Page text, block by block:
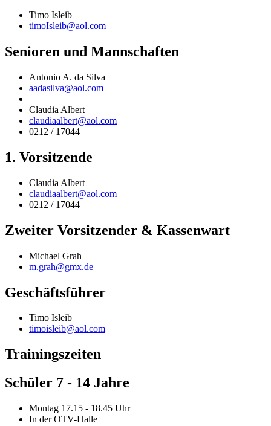
Timo Isleib
timoIsleib@aol.com
Senioren und Mannschaften
Antonio A. da Silva
aadasilva@aol.com
Claudia Albert
claudiaalbert@aol.com
0212 / 17044
1. Vorsitzende
Claudia Albert
claudiaalbert@aol.com
0212 / 17044
Zweiter Vorsitzender & Kassenwart
Michael Grah
m.grah@gmx.de
Geschäftsführer
Timo Isleib
timoisleib@aol.com
Trainingszeiten
Schüler 7 - 14 Jahre
Montag 17.15 - 18.45 Uhr
In der OTV-Halle